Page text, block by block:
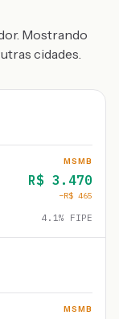
Mostrando
cidades.
MSMB
R$ 3.470
−R$ 465
4.1% FIPE
MSMB